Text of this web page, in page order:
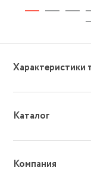
Характеристики
Каталог
Компания